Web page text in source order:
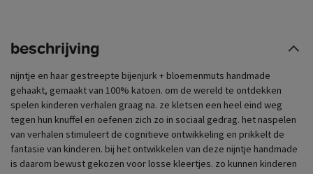
beschrijving
nijntje en haar gestreepte bijenjurk + bloemenmuts handmade
gehaakt, gemaakt van 100% katoen. om de wereld te ontdekken
spelen kinderen verhalen graag na. ze kletsen een heel eind weg
tegen hun knuffel en oefenen zich zo in sociaal gedrag. het naspelen
van verhalen stimuleert de cognitieve ontwikkeling en prikkelt de
fantasie van kinderen. bij het ontwikkelen van deze nijntje handmade
is daarom bewust gekozen voor losse kleertjes. zo kunnen kinderen